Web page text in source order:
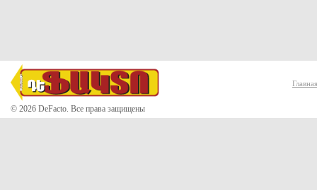
© 2026 DeFacto. Все права защищены
Главная